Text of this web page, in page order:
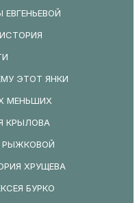
ЭТОТ ЯНКИ
МЕНЬШИХ
КРЫЛОВА
РЫЖКОВОЙ
ХРУЩЕВА
БУРКО